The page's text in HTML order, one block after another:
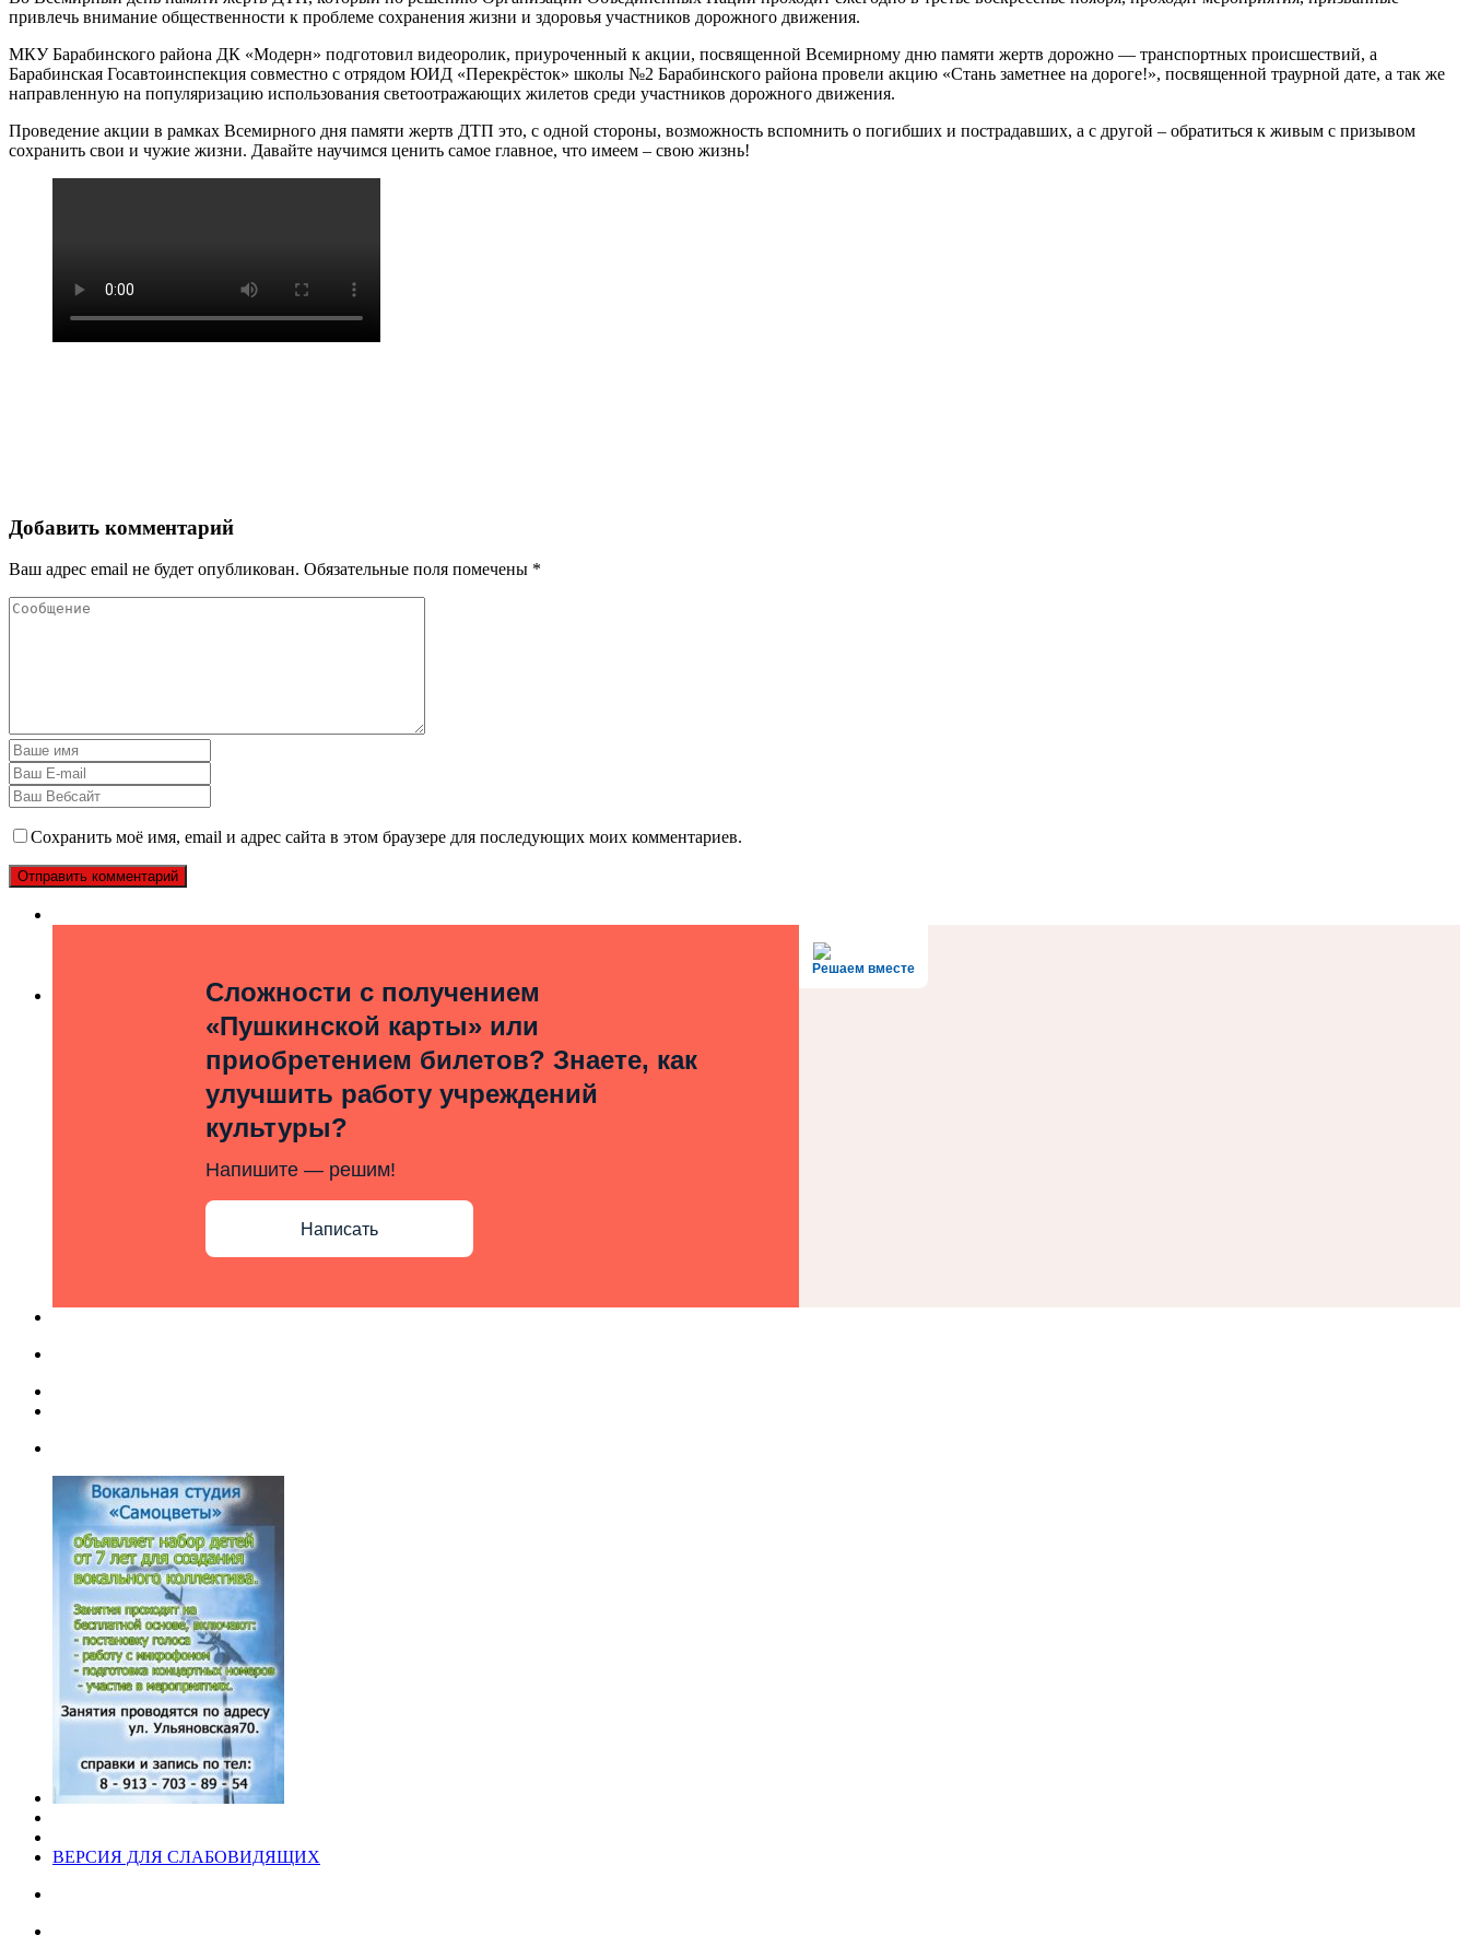
привлечь внимание общественности к проблеме сохранения жизни и здоровья участников дорожного движения.
МКУ Барабинского района ДК «Модерн» подготовил видеоролик, приуроченный к акции, посвященной Всемирному дню памяти жертв дорожно — транспортных происшествий, а
Барабинская Госавтоинспекция совместно с отрядом ЮИД «Перекрёсток» школы №2 Барабинского района провели акцию «Стань заметнее на дороге!», посвященной траурной дате, а так же
направленную на популяризацию использования светоотражающих жилетов среди участников дорожного движения.
Проведение акции в рамках Всемирного дня памяти жертв ДТП это, с одной стороны, возможность вспомнить о погибших и пострадавших, а с другой – обратиться к живым с призывом
сохранить свои и чужие жизни. Давайте научимся ценить самое главное, что имеем – свою жизнь!
Добавить комментарий
Ваш адрес email не будет опубликован. Обязательные поля помечены *
Сохранить моё имя, email и адрес сайта в этом браузере для последующих моих комментариев.
Решаем вместе
Сложности с получением
«Пушкинской карты» или
приобретением билетов? Знаете, как
улучшить работу учреждений
культуры?
Напишите — решим!
Написать
ВЕРСИЯ ДЛЯ СЛАБОВИДЯЩИХ